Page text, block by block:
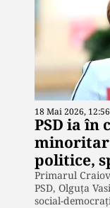
18 Mai 2026, 12:56
PSD ia în
minoritar
politice,
Primarul
PSD, Olguța
social-